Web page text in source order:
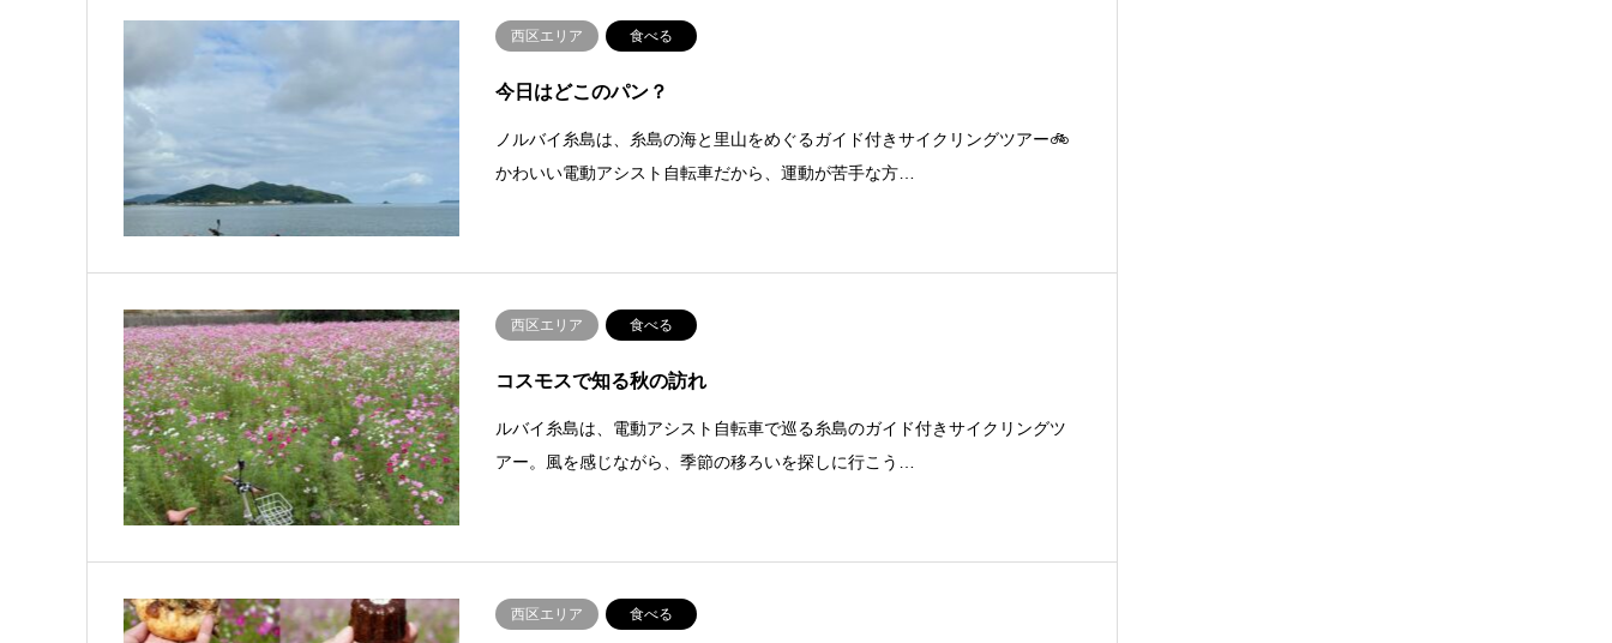
西区エリア 食べる
今日はどこのパン？
ノルバイ糸島は、糸島の海と里山をめぐるガイド付きサイクリングツアー🚲
かわいい電動アシスト自転車だから、運動が苦手な方…
西区エリア 食べる
コスモスで知る秋の訪れ
ルバイ糸島は、電動アシスト自転車で巡る糸島のガイド付きサイクリングツ
アー。風を感じながら、季節の移ろいを探しに行こう…
西区エリア 食べる